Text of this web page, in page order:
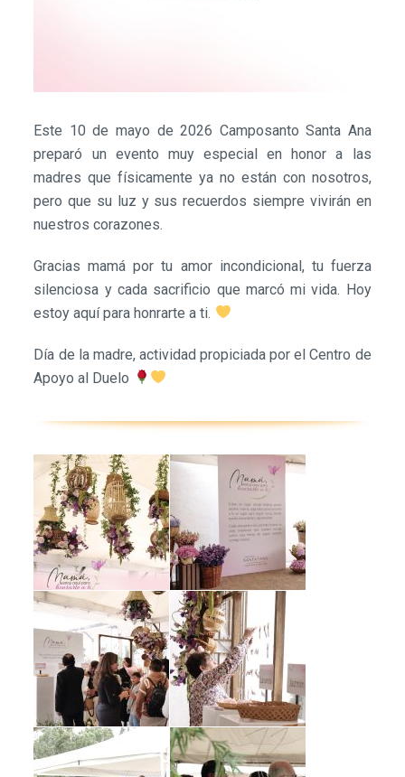
Este 10 de mayo de 2026 Camposanto Santa Ana
preparó un evento muy especial en honor a las
madres que físicamente ya no están con nosotros,
pero que su luz y sus recuerdos siempre vivirán en
nuestros corazones.
Gracias mamá por tu amor incondicional, tu fuerza
silenciosa y cada sacrificio que marcó mi vida. Hoy
estoy aquí para honrarte a ti.
Día de la madre, actividad propiciada por el Centro de
Apoyo al Duelo